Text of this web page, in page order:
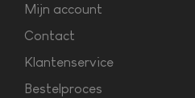
Mijn account
Contact
Klantenservice
Bestelproces